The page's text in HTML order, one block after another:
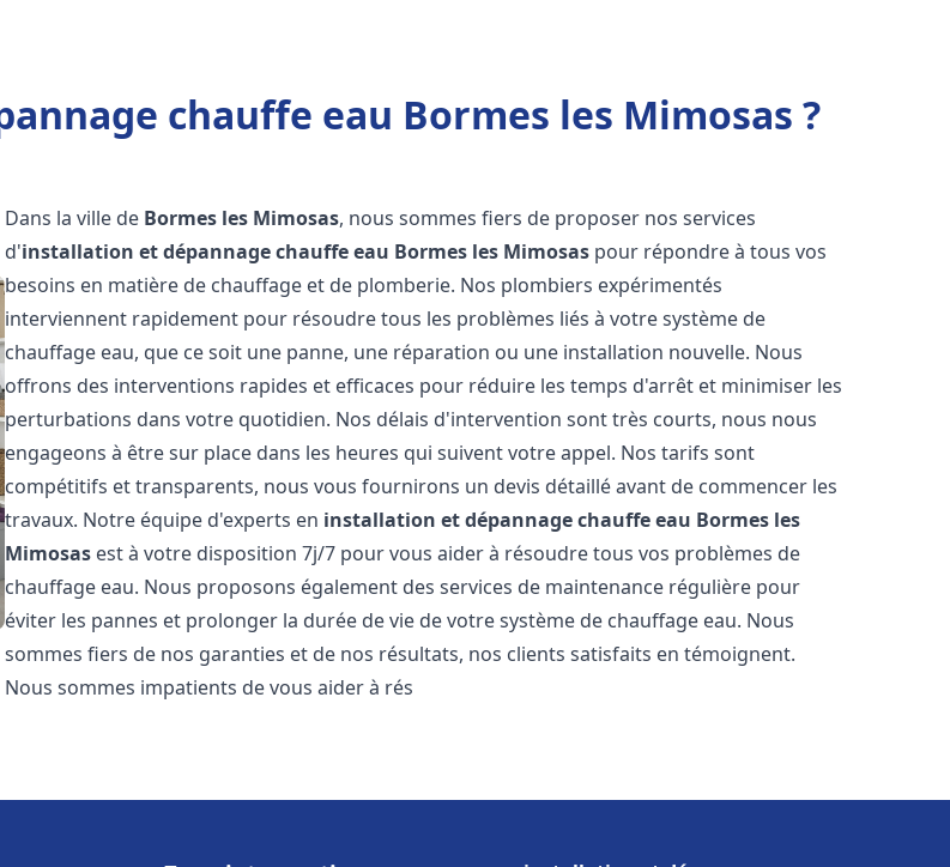
chauffe eau Bormes les Mimosas ?
Dans la ville de Bormes les Mimosas, nous sommes fiers de proposer nos services
d'installation et dépannage chauffe eau Bormes les Mimosas pour répondre à tous vos
besoins en matière de chauffage et de plomberie. Nos plombiers expérimentés
interviennent rapidement pour résoudre tous les problèmes liés à votre système de
chauffage eau, que ce soit une panne, une réparation ou une installation nouvelle. Nous
offrons des interventions rapides et efficaces pour réduire les temps d'arrêt et minimiser les
perturbations dans votre quotidien. Nos délais d'intervention sont très courts, nous nous
engageons à être sur place dans les heures qui suivent votre appel. Nos tarifs sont
compétitifs et transparents, nous vous fournirons un devis détaillé avant de commencer les
travaux. Notre équipe d'experts en installation et dépannage chauffe eau Bormes les
Mimosas est à votre disposition 7j/7 pour vous aider à résoudre tous vos problèmes de
chauffage eau. Nous proposons également des services de maintenance régulière pour
éviter les pannes et prolonger la durée de vie de votre système de chauffage eau. Nous
sommes fiers de nos garanties et de nos résultats, nos clients satisfaits en témoignent.
Nous sommes impatients de vous aider à rés